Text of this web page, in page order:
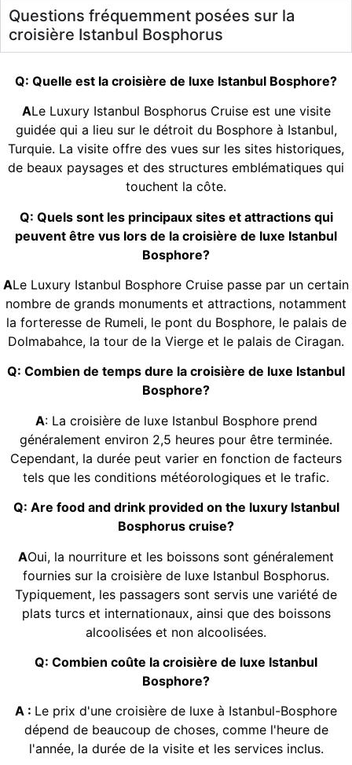
Questions fréquemment posées sur la
croisière Istanbul Bosphorus
Q: Quelle est la croisière de luxe Istanbul Bosphore?
ALe Luxury Istanbul Bosphorus Cruise est une visite
guidée qui a lieu sur le détroit du Bosphore à Istanbul,
Turquie. La visite offre des vues sur les sites historiques,
de beaux paysages et des structures emblématiques qui
touchent la côte.
Q: Quels sont les principaux sites et attractions qui
peuvent être vus lors de la croisière de luxe Istanbul
Bosphore?
ALe Luxury Istanbul Bosphore Cruise passe par un certain
nombre de grands monuments et attractions, notamment
la forteresse de Rumeli, le pont du Bosphore, le palais de
Dolmabahce, la tour de la Vierge et le palais de Ciragan.
Q: Combien de temps dure la croisière de luxe Istanbul
Bosphore?
A: La croisière de luxe Istanbul Bosphore prend
généralement environ 2,5 heures pour être terminée.
Cependant, la durée peut varier en fonction de facteurs
tels que les conditions météorologiques et le trafic.
Q: Are food and drink provided on the luxury Istanbul
Bosphorus cruise?
AOui, la nourriture et les boissons sont généralement
fournies sur la croisière de luxe Istanbul Bosphorus.
Typiquement, les passagers sont servis une variété de
plats turcs et internationaux, ainsi que des boissons
alcoolisées et non alcoolisées.
Q: Combien coûte la croisière de luxe Istanbul
Bosphore?
A : Le prix d'une croisière de luxe à Istanbul-Bosphore
dépend de beaucoup de choses, comme l'heure de
l'année, la durée de la visite et les services inclus.